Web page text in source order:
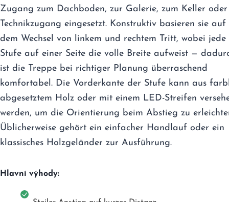
Zugang zum Dachboden, zur Galerie, zum Keller
Technikzugang eingesetzt. Konstruktiv basieren sie auf
dem Wechsel von linkem und rechtem Tritt, wobei jede
Stufe auf einer Seite die volle Breite aufweist —
ist die Treppe bei richtiger Planung überraschend
komfortabel. Die Vorderkante der Stufe kann aus
abgesetztem Holz oder mit einem LED-Streifen
werden, um die Orientierung beim Abstieg zu
Üblicherweise gehört ein einfacher Handlauf oder ein
klassisches Holzgeländer zur Ausführung.
Hlavní výhody: